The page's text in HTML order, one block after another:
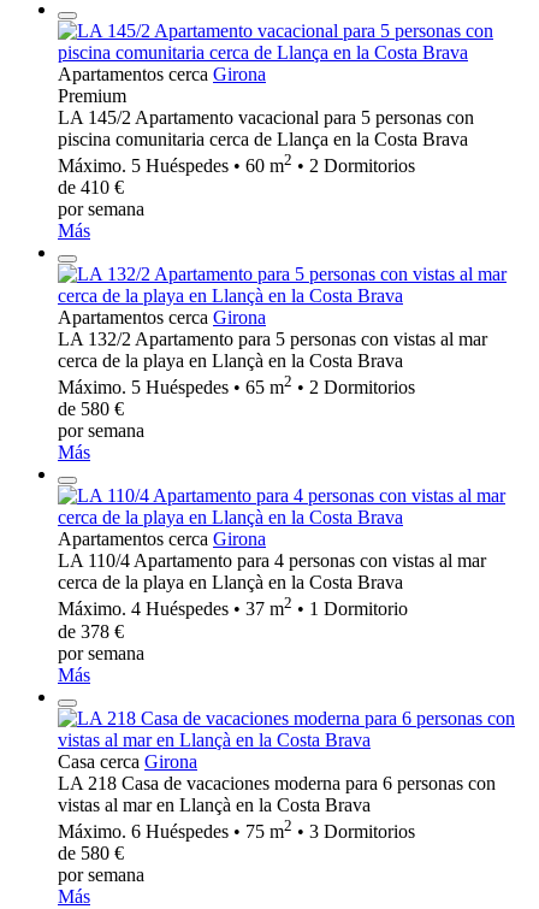
Apartamentos cerca Girona
Premium
LA 145/2 Apartamento vacacional para 5 personas con
piscina comunitaria cerca de Llança en la Costa Brava
Máximo. 5 Huéspedes • 60 m2 • 2 Dormitorios
de 410 €
por semana
Más
Apartamentos cerca Girona
LA 132/2 Apartamento para 5 personas con vistas al mar
cerca de la playa en Llançà en la Costa Brava
Máximo. 5 Huéspedes • 65 m2 • 2 Dormitorios
de 580 €
por semana
Más
Apartamentos cerca Girona
LA 110/4 Apartamento para 4 personas con vistas al mar
cerca de la playa en Llançà en la Costa Brava
Máximo. 4 Huéspedes • 37 m2 • 1 Dormitorio
de 378 €
por semana
Más
Casa cerca Girona
LA 218 Casa de vacaciones moderna para 6 personas con
vistas al mar en Llançà en la Costa Brava
Máximo. 6 Huéspedes • 75 m2 • 3 Dormitorios
de 580 €
por semana
Más